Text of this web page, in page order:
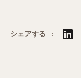
シェアする :